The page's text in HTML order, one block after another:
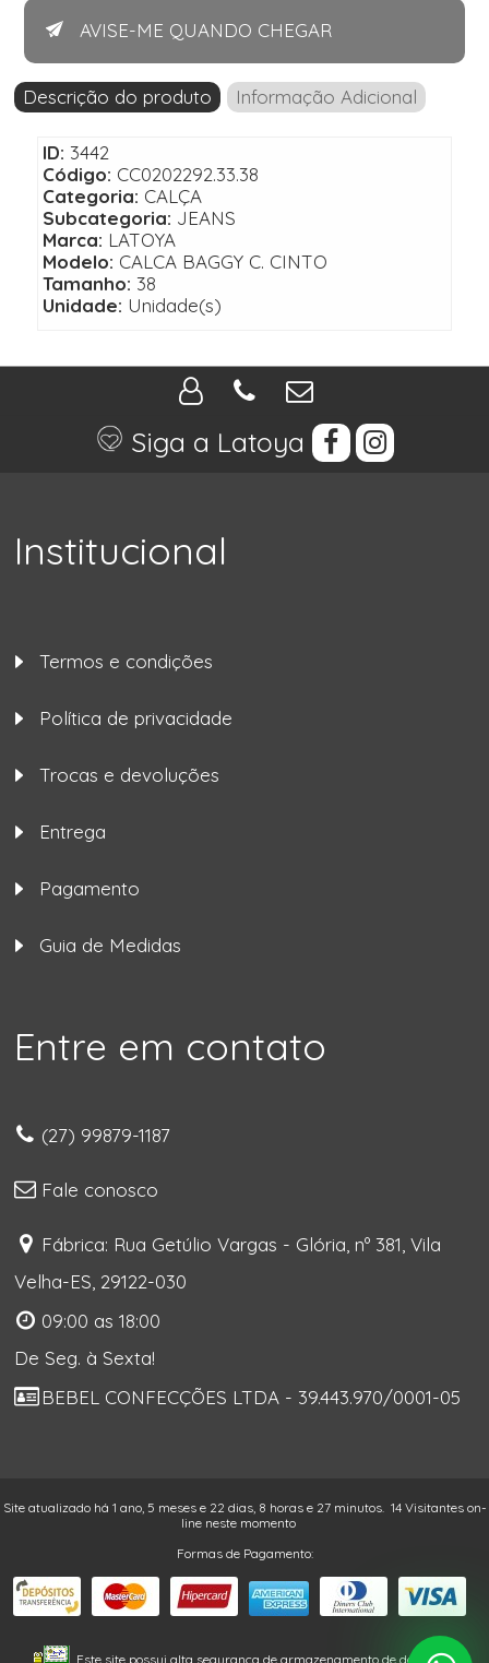
AVISE-ME QUANDO CHEGAR
Descrição do produto Informação Adicional
ID: 3442
Código: CC0202292.33.38
Categoria: CALÇA
Subcategoria: JEANS
Marca: LATOYA
Modelo: CALCA BAGGY C. CINTO
Tamanho: 38
Unidade: Unidade(s)
Siga a Latoya
Institucional
Termos e condições
Política de privacidade
Trocas e devoluções
Entrega
Pagamento
Guia de Medidas
Entre em contato
(27) 99879-1187
Fale conosco
Fábrica: Rua Getúlio Vargas - Glória, nº 381, Vila
Velha-ES, 29122-030
09:00 as 18:00
De Seg. à Sexta!
BEBEL CONFECÇÕES LTDA - 39.443.970/0001-05
Site atualizado há 1 ano, 5 meses e 22 dias, 8 horas e 27 minutos. 14 Visitantes on-
line neste momento
Formas de Pagamento:
Este site possui alta segurança de armazenamento de dados. As